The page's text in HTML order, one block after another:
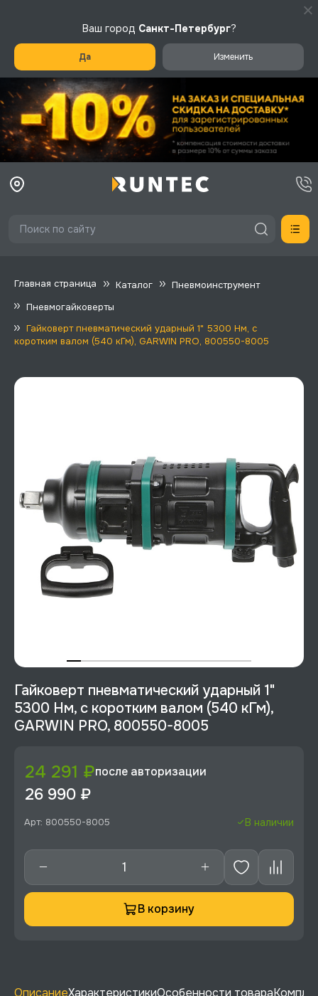
Ваш город Санкт-Петербург?
Да Изменить
Главная страница Каталог
Пневмоинструмент
Пневмогайковерты
Гайковерт пневматический ударный 1" 5300 Нм, с
коротким валом (540 кГм), GARWIN PRO, 800550-8005
Гайковерт пневматический ударный 1"
5300 Нм, с коротким валом (540 кГм),
GARWIN PRO, 800550-8005
24 291 ₽после авторизации
26 990 ₽
Арт: 800550-8005 В наличии
В корзину
ОписаниеХарактеристикиОсобенности товара